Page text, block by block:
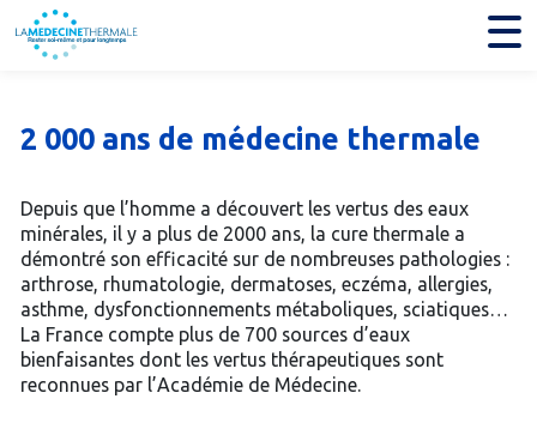
2 000 ans de médecine thermale
Depuis que l’homme a découvert les vertus des eaux
minérales, il y a plus de 2000 ans, la cure thermale a
démontré son efficacité sur de nombreuses pathologies :
arthrose, rhumatologie, dermatoses, eczéma, allergies,
asthme, dysfonctionnements métaboliques, sciatiques…
La France compte plus de 700 sources d’eaux
bienfaisantes dont les vertus thérapeutiques sont
reconnues par l’Académie de Médecine.